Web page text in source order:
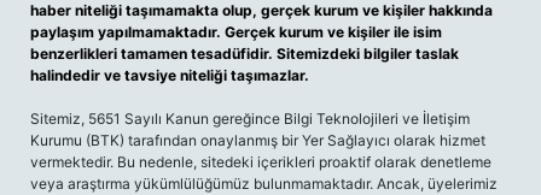
haber niteliği taşımamakta olup, gerçek kurum ve kişiler hakkında
paylaşım yapılmamaktadır. Gerçek kurum ve kişiler ile isim
benzerlikleri tamamen tesadüfidir. Sitemizdeki bilgiler taslak
halindedir ve tavsiye niteliği taşımazlar.
Sitemiz, 5651 Sayılı Kanun gereğince Bilgi Teknolojileri ve İletişim
Kurumu (BTK) tarafından onaylanmış bir Yer Sağlayıcı olarak hizmet
vermektedir. Bu nedenle, sitedeki içerikleri proaktif olarak denetleme
veya araştırma yükümlülüğümüz bulunmamaktadır. Ancak, üyelerimiz